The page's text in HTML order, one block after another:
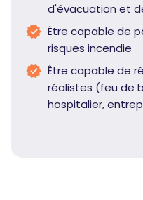
d'évacuation et
Être capable de
risques incendie
Être capable de
réalistes (feu de
hospitalier,